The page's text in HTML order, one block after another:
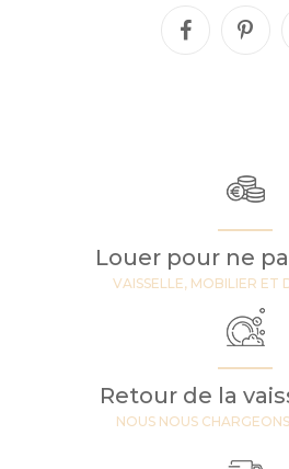
Louer pour ne
VAISSELLE, MOBILIER ET
Retour de la
NOUS NOUS